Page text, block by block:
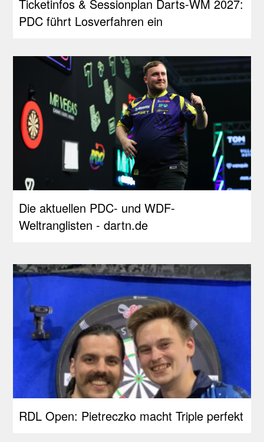
Ticketinfos & Sessionplan Darts-WM 2027:
PDC führt Losverfahren ein
Die aktuellen PDC- und WDF-
Weltranglisten - dartn.de
RDL Open: Pietreczko macht Triple perfekt